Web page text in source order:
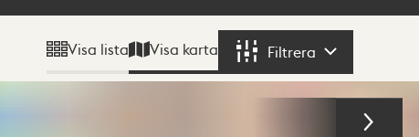
Visa lista Visa karta Filtrera